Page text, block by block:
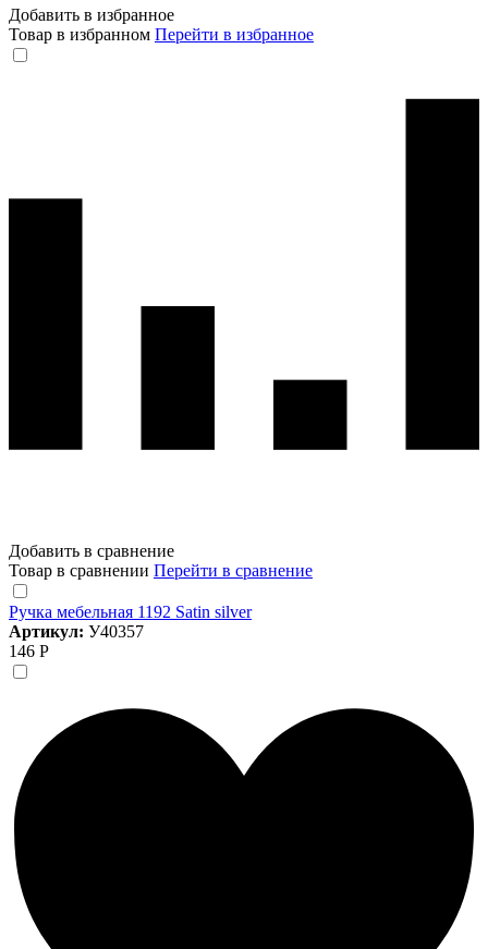
Добавить в избранное
Товар в избранном Перейти в избранное
Добавить в сравнение
Товар в сравнении Перейти в сравнение
Ручка мебельная 1192 Satin silver
Артикул: У40357
146 Р